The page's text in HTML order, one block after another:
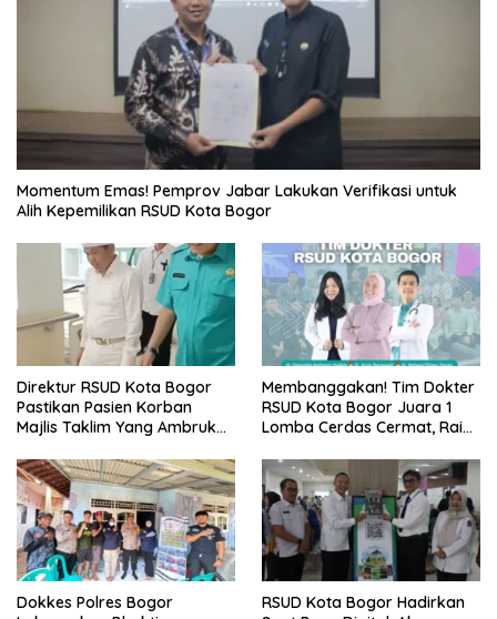
Momentum Emas! Pemprov Jabar Lakukan Verifikasi untuk
Alih Kepemilikan RSUD Kota Bogor
Direktur RSUD Kota Bogor
Pastikan Pasien Korban
Majlis Taklim Yang Ambruk
Perawatan Maksimal
Membanggakan! Tim Dokter
RSUD Kota Bogor Juara 1
Lomba Cerdas Cermat, Raih
Se-Bogor
Dokkes Polres Bogor
RSUD Kota Bogor Hadirkan